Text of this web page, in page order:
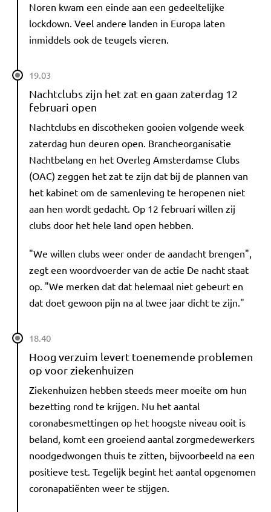
Noren kwam een einde aan een gedeeltelijke
lockdown. Veel andere landen in Europa laten
inmiddels ook de teugels vieren.
19.03
Nachtclubs zijn het zat en gaan zaterdag 12
februari open
Nachtclubs en discotheken gooien volgende week
zaterdag hun deuren open. Brancheorganisatie
Nachtbelang en het Overleg Amsterdamse Clubs
(OAC) zeggen het zat te zijn dat bij de plannen van
het kabinet om de samenleving te heropenen niet
aan hen wordt gedacht. Op 12 februari willen zij
clubs door het hele land open hebben.
"We willen clubs weer onder de aandacht brengen",
zegt een woordvoerder van de actie De nacht staat
op. "We merken dat dat helemaal niet gebeurt en
dat doet gewoon pijn na al twee jaar dicht te zijn."
18.40
Hoog verzuim levert toenemende problemen
op voor ziekenhuizen
Ziekenhuizen hebben steeds meer moeite om hun
bezetting rond te krijgen. Nu het aantal
coronabesmettingen op het hoogste niveau ooit is
beland, komt een groeiend aantal zorgmedewerkers
noodgedwongen thuis te zitten, bijvoorbeeld na een
positieve test. Tegelijk begint het aantal opgenomen
coronapatiënten weer te stijgen.